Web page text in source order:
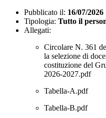
Pubblicato il: 16/07/2026
Tipologia: Tutto il
Allegati:
Circolare N. 361
la selezione di
costituzione del
2026-2027.pdf
Tabella-A.pdf
Tabella-B.pdf